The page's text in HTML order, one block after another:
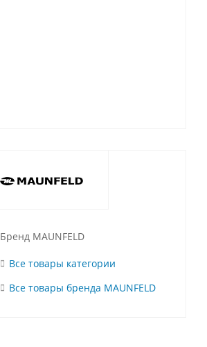
Бренд MAUNFELD
Все товары категории
Все товары бренда MAUNFELD